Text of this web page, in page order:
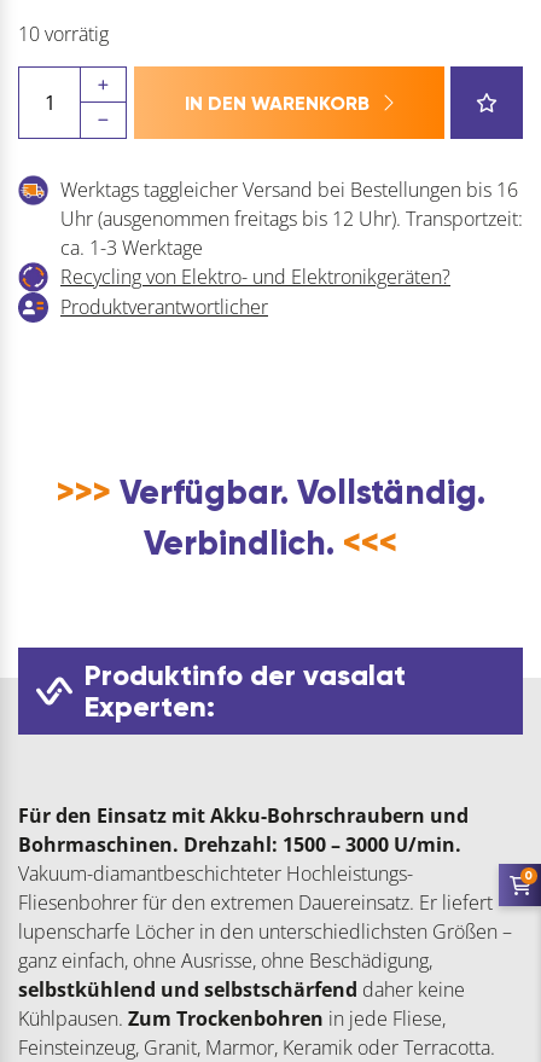
10 vorrätig
MARCRIST
Fliesen
Trockenbohrer
Menge
IN DEN WARENKORB
Werktags taggleicher Versand bei Bestellungen bis 16
Uhr (ausgenommen freitags bis 12 Uhr). Transportzeit:
ca. 1-3 Werktage
Recycling von Elektro- und Elektronikgeräten?
Produktverantwortlicher
>>> Verfügbar. Vollständig.
Verbindlich. <<<
Produktinfo der vasalat
Experten:
Für den Einsatz mit Akku-Bohrschraubern und
Bohrmaschinen. Drehzahl: 1500 – 3000 U/min.
Vakuum-diamantbeschichteter Hochleistungs-
Fliesenbohrer für den extremen Dauereinsatz. Er liefert
lupenscharfe Löcher in den unterschiedlichsten Größen –
ganz einfach, ohne Ausrisse, ohne Beschädigung,
selbstkühlend und selbstschärfend daher keine
Kühlpausen. Zum Trockenbohren in jede Fliese,
Feinsteinzeug, Granit, Marmor, Keramik oder Terracotta.
0